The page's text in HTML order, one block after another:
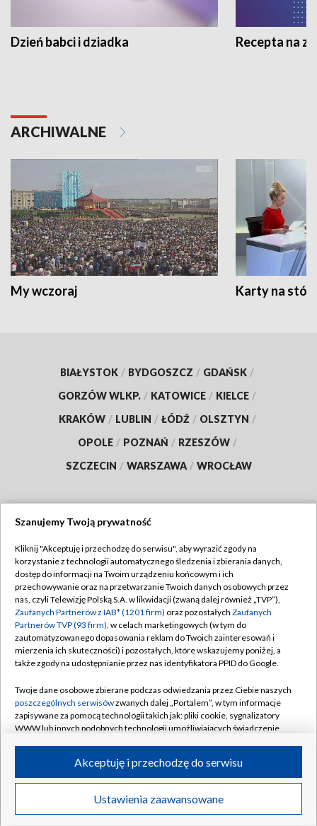
Dzień babci i dziadka Recepta na
ARCHIWALNE
My wczoraj Karty na
BIAŁYSTOK / BYDGOSZCZ / GDAŃSK /
GORZÓW WLKP. / KATOWICE / KIELCE /
KRAKÓW / LUBLIN / ŁÓDŹ / OLSZTYN /
OPOLE / POZNAŃ / RZESZÓW /
SZCZECIN / WARSZAWA / WROCŁAW
TVP
Abonament TVP
Emisja w TVP
Centrum informacji TVP
Naziemna Telewizja Cyfrowa
Rada Programowa
System NOS
Informacje o nadawcy
Program dla prasy
Ogłoszenie przetargowe
Regulamin TVP
Polityka prywatności
Moje zgody
Pomoc
Kontakt
Kanały
©2026 Telewizja Polska S.A. w likwidacji
Szanujemy Twoją prywatność
Kliknij "Akceptuję i przechodzę do serwisu", aby wyrazić zgody na
korzystanie z technologii automatycznego śledzenia i zbierania danych,
dostęp do informacji na Twoim urządzeniu końcowym i ich
przechowywanie oraz na przetwarzanie Twoich danych osobowych przez
nas, czyli Telewizję Polską S.A. w likwidacji (zwaną dalej również „TVP”),
Zaufanych Partnerów z IAB* (1201 firm) oraz pozostałych Zaufanych
Partnerów TVP (93 firm), w celach marketingowych (w tym do
zautomatyzowanego dopasowania reklam do Twoich zainteresowań i
mierzenia ich skuteczności) i pozostałych, które wskazujemy poniżej, a
także zgody na udostępnianie przez nas identyfikatora PPID do Google.
Twoje dane osobowe zbierane podczas odwiedzania przez Ciebie naszych
poszczególnych serwisówzwanych dalej „Portalem”, w tym informacje
zapisywane za pomocą technologii takich jak: pliki cookie, sygnalizatory
WWW lub innych podobnych technologii umożliwiających świadczenie
ruchu w Internecie.
Twoje dane osobowe zbierane podczas odwiedzania przez Ciebie
poszczególnych serwisówna Portalu, takie jak adresy IP, identyfikatory
Ustawienia zaawansowane
Akceptuję i przechodzę do serwisu